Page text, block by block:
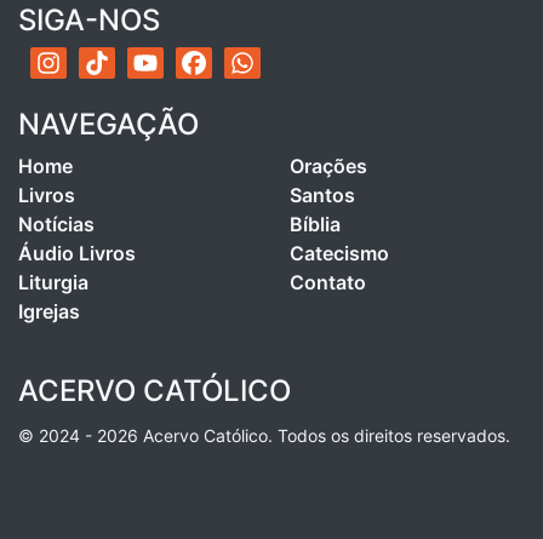
SIGA-NOS
NAVEGAÇÃO
Home
Livros
Notícias
Áudio Livros
Liturgia
Igrejas
Orações
Santos
Bíblia
Catecismo
Contato
ACERVO CATÓLICO
© 2024 - 2026 Acervo Católico. Todos os direitos reservados.